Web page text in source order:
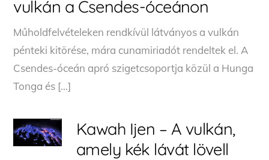
vulkán a Csendes-óceánon
Műholdfelvételeken rendkívül látványos a vulkán
pénteki kitörése, mára cunamiriadót rendeltek el. A
Csendes-óceán apró szigetcsoportja közül a Hunga
Tonga és […]
Kawah Ijen – A vulkán,
amely kék lávát lövell